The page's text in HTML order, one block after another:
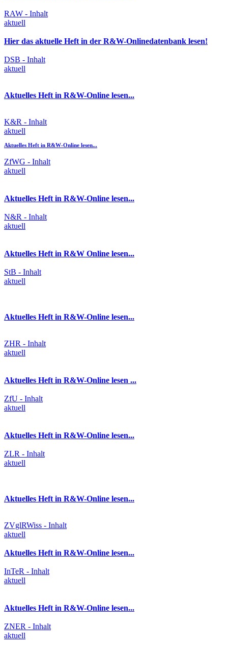
RAW - Inhalt
aktuell
Hier das aktuelle Heft in der R&W-Onlinedatenbank lesen!
DSB - Inhalt
aktuell
Aktuelles Heft in R&W-Online lesen...
K&R - Inhalt
aktuell
Aktuelles Heft in R&W-Online lesen...
ZfWG - Inhalt
aktuell
Aktuelles Heft in R&W-Online lesen...
N&R - Inhalt
aktuell
Aktuelles Heft in R&W Online lesen...
StB - Inhalt
aktuell
Aktuelles Heft in R&W-Online lesen...
ZHR - Inhalt
aktuell
Aktuelles Heft in R&W-Online lesen ...
ZfU - Inhalt
aktuell
Aktuelles Heft in R&W-Online lesen...
ZLR - Inhalt
aktuell
Aktuelles Heft in R&W-Online lesen...
ZVglRWiss - Inhalt
aktuell
Aktuelles Heft in R&W-Online lesen...
InTeR - Inhalt
aktuell
Aktuelles Heft in R&W-Online lesen...
ZNER - Inhalt
aktuell